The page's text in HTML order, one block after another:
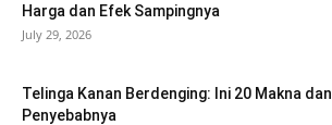
Harga dan Efek Sampingnya
July 29, 2026
Telinga Kanan Berdenging: Ini 20 Makna dan
Penyebabnya